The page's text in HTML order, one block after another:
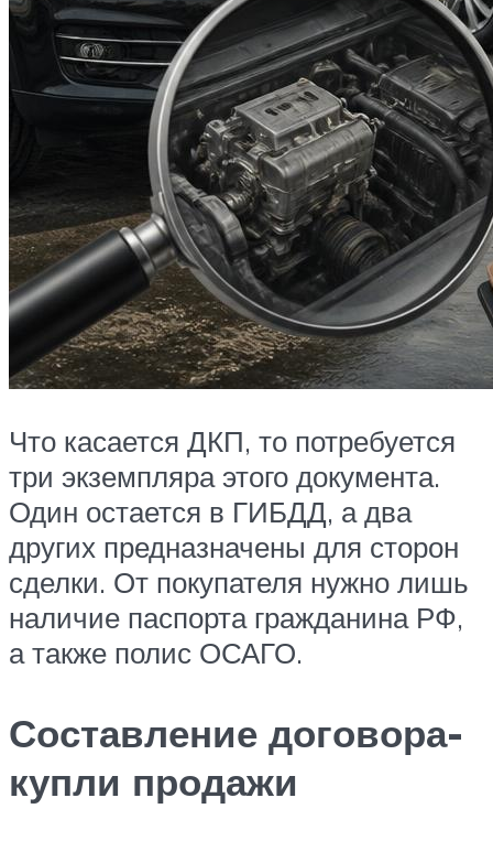
Что касается ДКП, то потребуется
три экземпляра этого документа.
Один остается в ГИБДД, а два
других предназначены для сторон
сделки. От покупателя нужно лишь
наличие паспорта гражданина РФ,
а также полис ОСАГО.
Составление договора-
купли продажи